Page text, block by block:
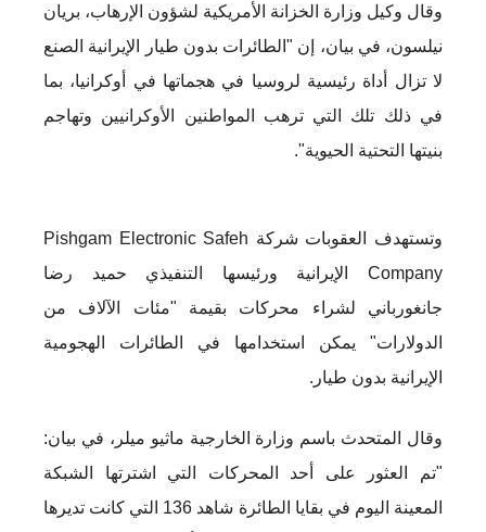
وقال وكيل وزارة الخزانة الأمريكية لشؤون الإرهاب، بريان
نيلسون، في بيان، إن "الطائرات بدون طيار الإيرانية الصنع
لا تزال أداة رئيسية لروسيا في هجماتها في أوكرانيا، بما
في ذلك تلك التي ترهب المواطنين الأوكرانيين وتهاجم
بنيتها التحتية الحيوية".
وتستهدف العقوبات شركة Pishgam Electronic Safeh
Company الإيرانية ورئيسها التنفيذي حميد رضا
جانغورباني لشراء محركات بقيمة "مئات الآلاف من
الدولارات" يمكن استخدامها في الطائرات الهجومية
الإيرانية بدون طيار.
وقال المتحدث باسم وزارة الخارجية ماثيو ميلر، في بيان:
"تم العثور على أحد المحركات التي اشترتها الشبكة
المعينة اليوم في بقايا الطائرة شاهد 136 التي كانت تديرها